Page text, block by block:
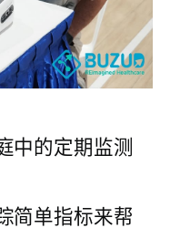
中的定期监测
简单指标来帮